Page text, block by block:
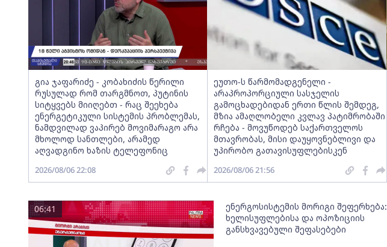
გია ჯაფარიძე - კობახიძის წერილი
რუსულად რომ თარგმნოთ, პუტინის
სიტყვებს მიიღებთ - რაც შეეხება
ენერგეტიკული სისტემის პრობლემას,
ნამდვილად ვაპირებ მოვიმარაგო არა
მხოლოდ სანთლები, არამედ
აღვადგინო ხაზის ტელეფონიც
2026/08/06 22:08
ეუთო-ს წარმომადგენელი -
არაპროპორციული სასჯელის
გამოცხადებიდან ერთი წლის შემდეგ,
მზია ამაღლობელი კვლავ პატიმრობაში
რჩება - მოვუწოდებ საქართველოს
მთავრობას, მისი დაუყოვნებლივი და
უპირობო გათავისუფლებისკენ
2026/08/06 21:56
ენერგოსისტემის მორიგი შეფერხება:
ხელისუფლებისა და ოპოზიციის
განსხვავებული შეფასებები
06:41